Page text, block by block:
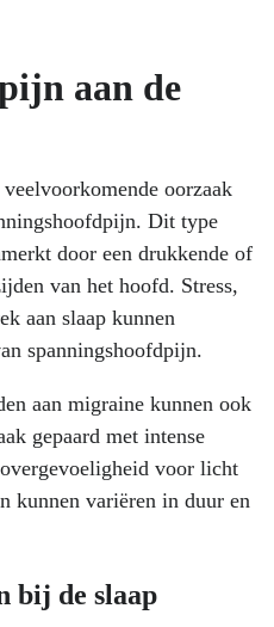
aan de
oorzaak
Dit type
door een drukkende of
van het hoofd. Stress,
aan slaap kunnen
spanningshoofdpijn.
aan migraine kunnen ook
gepaard met intense
voor licht
kunnen variëren in duur en
bij de slaap